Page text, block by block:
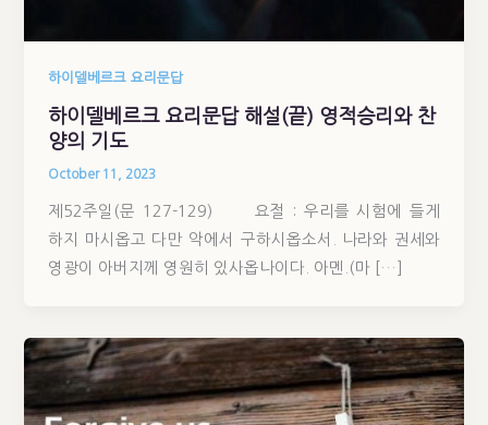
하이델베르크 요리문답
하이델베르크 요리문답 해설(끝) 영적승리와 찬
양의 기도
October 11, 2023
제52주일(문 127-129) 요절 : 우리를 시험에 들게
하지 마시옵고 다만 악에서 구하시옵소서. 나라와 권세와
영광이 아버지께 영원히 있사옵나이다. 아멘.(마 […]